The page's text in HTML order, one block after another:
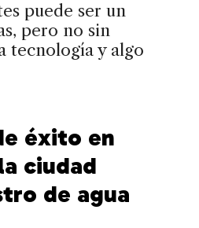
puede ser un
pero no sin
tecnología y algo
éxito en
ciudad
de agua